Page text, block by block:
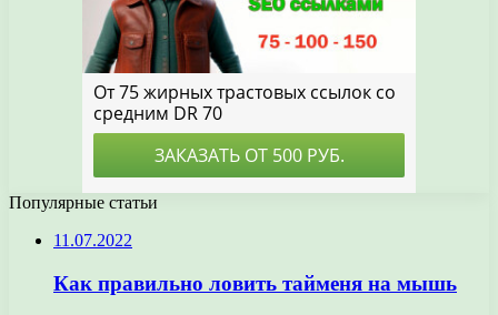
Популярные статьи
11.07.2022
Как правильно ловить тайменя на мышь